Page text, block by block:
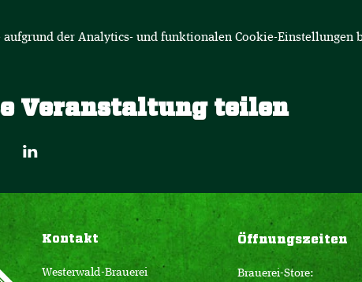
aufgrund der Analytics- und funktionalen Cookie-Einstellungen
Veranstaltung teilen
Kontakt
Westerwald-Brauerei
Öffnungszeiten
Brauerei-Store: